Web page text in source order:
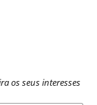
os seus interesses